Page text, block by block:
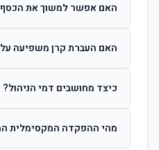
ההשקעות. קרן מסלולית עוקבת
האם אפשר למשוך את הכסף לפני
הרווחים. לאחר 6
האם העברת קרן משפיעה על
החברות. הוותק ממשיך להיספר
כיצד מחושבים דמי הניהול?
ומתן על שיעורם בעת הצטרפות.
מהי ההפקדה המקסימלית